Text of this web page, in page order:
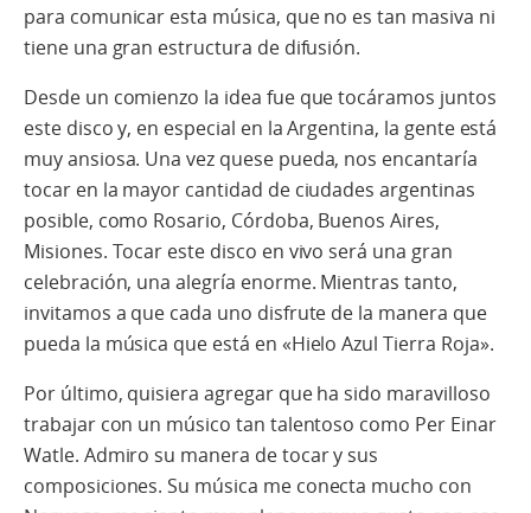
para comunicar esta música, que no es tan masiva ni
tiene una gran estructura de difusión.
Desde un comienzo la idea fue que tocáramos juntos
este disco y, en especial en la Argentina, la gente está
muy ansiosa. Una vez quese pueda, nos encantaría
tocar en la mayor cantidad de ciudades argentinas
posible, como Rosario, Córdoba, Buenos Aires,
Misiones. Tocar este disco en vivo será una gran
celebración, una alegría enorme. Mientras tanto,
invitamos a que cada uno disfrute de la manera que
pueda la música que está en «Hielo Azul Tierra Roja».
Por último, quisiera agregar que ha sido maravilloso
trabajar con un músico tan talentoso como Per Einar
Watle. Admiro su manera de tocar y sus
composiciones. Su música me conecta mucho con